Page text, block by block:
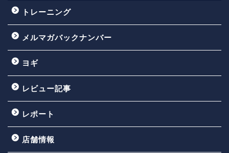
トレーニング
メルマガバックナンバー
ヨギ
レビュー記事
レポート
店舗情報